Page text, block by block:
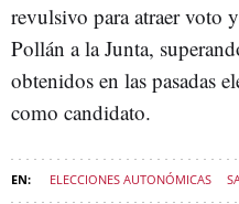
revulsivo para atraer voto
Pollán a la Junta,
obtenidos en las pasadas
como candidato.
ELECCIONES AUTONÓMICAS